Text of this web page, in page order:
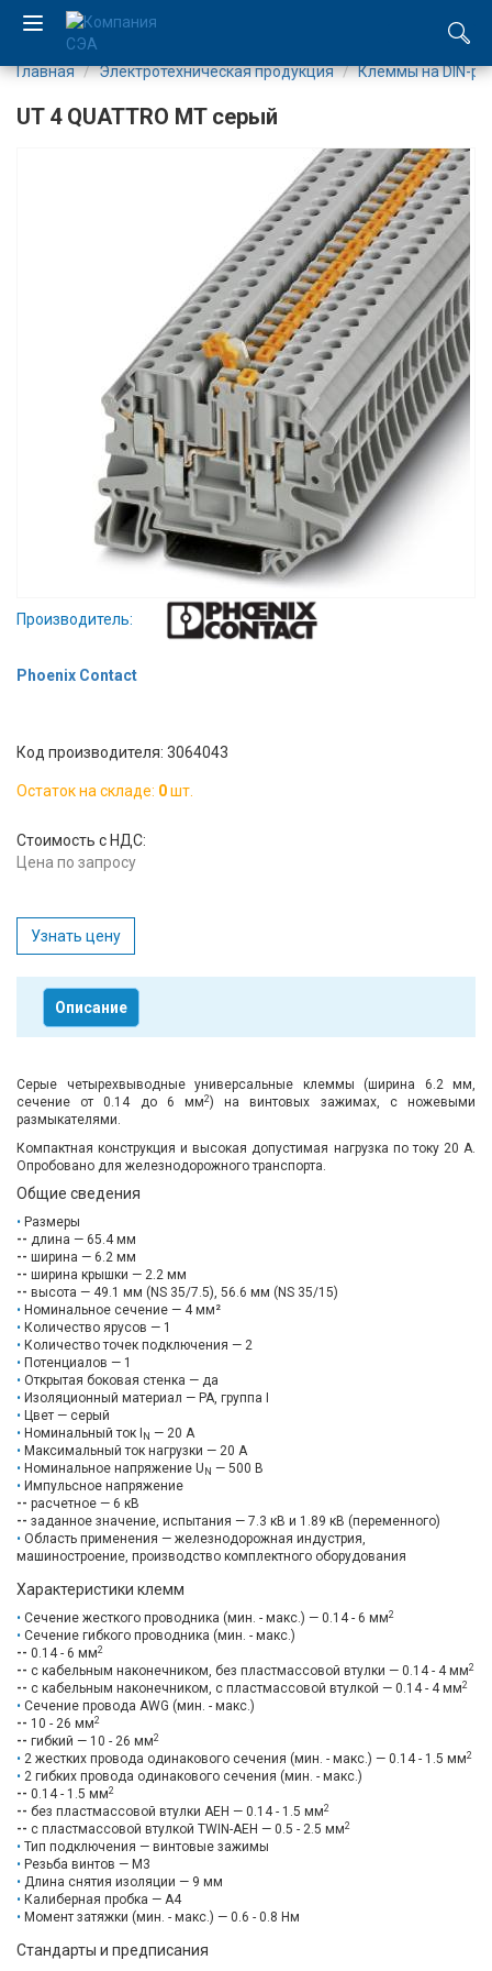
Производство
Услуги
Новости
Вакансии
Вход/
авторизация
Производители
Тех.
поддержка
Блог
Главная Электротехническая продукция Клеммы на DIN-
UT 4 QUATTRO MT серый
Производитель:
Phoenix Contact
Код производителя: 3064043
Остаток на складе: 0шт.
Стоимость с НДС:
Цена по запросу
Узнать цену
Описание
Серые четырехвыводные универсальные клеммы (ширина 6.2 мм,
сечение от 0.14 до 6 мм2) на винтовых зажимах, с ножевыми
размыкателями.
Компактная конструкция и высокая допустимая нагрузка по току 20 A.
Опробовано для железнодорожного транспорта.
Общие сведения
Размеры
-- длина — 65.4 мм
-- ширина — 6.2 мм
-- ширина крышки — 2.2 мм
-- высота — 49.1 мм (NS 35/7.5), 56.6 мм (NS 35/15)
Номинальное сечение — 4 мм²
Количество ярусов — 1
Количество точек подключения — 2
Потенциалов — 1
Открытая боковая стенка — да
Изоляционный материал — PA, группа I
Цвет — серый
Номинальный ток I
N — 20 А
Максимальный ток нагрузки — 20 А
Номинальное напряжение U N — 500 В
Импульсное напряжение
-- расчетное — 6 кВ
-- заданное значение, испытания — 7.3 кВ и 1.89 кВ (переменного)
Область применения — железнодорожная индустрия,
машиностроение, производство комплектного оборудования
Характеристики клемм
Сечение жесткого проводника (мин. - макс.) — 0.14 - 6 мм2
Сечение гибкого проводника (мин. - макс.)
-- 0.14 - 6 мм2
-- с кабельным наконечником, без пластмассовой втулки — 0.14 - 4 мм2
-- с кабельным наконечником, с пластмассовой втулкой — 0.14 - 4 мм2
Сечение провода AWG (мин. - макс.)
-- 10 - 26 мм2
-- гибкий — 10 - 26 мм2
2 жестких провода одинакового сечения (мин. - макс.) — 0.14 - 1.5 мм2
2 гибких провода одинакового сечения (мин. - макс.)
-- 0.14 - 1.5 мм2
-- без пластмассовой втулки AEH — 0.14 - 1.5 мм2
-- с пластмассовой втулкой TWIN-AEH — 0.5 - 2.5 мм2
Тип подключения — винтовые зажимы
Резьба винтов — M3
Длина снятия изоляции — 9 мм
Калиберная пробка — A4
Момент затяжки (мин. - макс.) — 0.6 - 0.8 Нм
Стандарты и предписания